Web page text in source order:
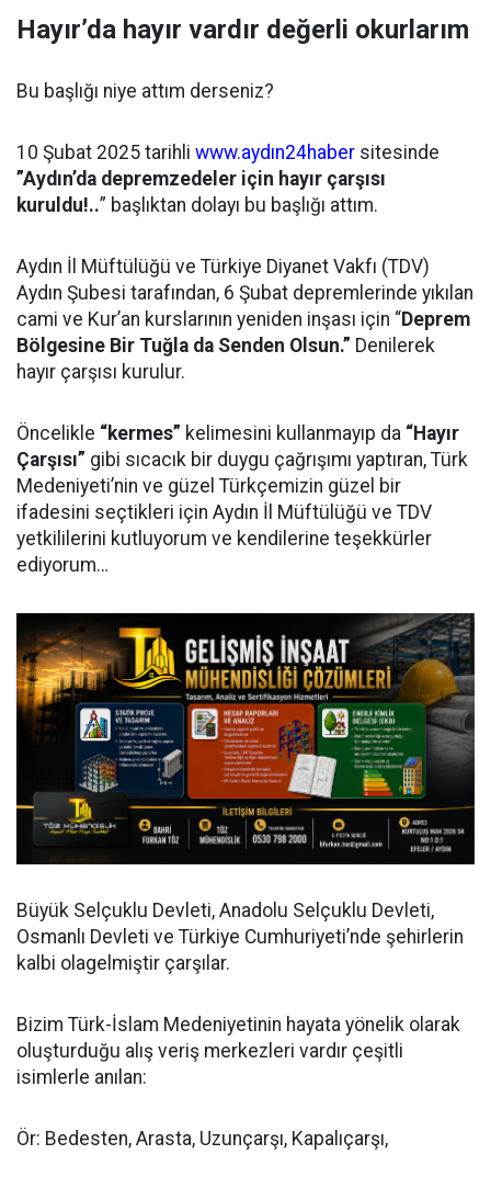
Hayır’da hayır vardır değerli okurlarım
Bu başlığı niye attım derseniz?
10 Şubat 2025 tarihli www.aydın24haber sitesinde
”Aydın’da depremzedeler için hayır çarşısı
kuruldu!..” başlıktan dolayı bu başlığı attım.
Aydın İl Müftülüğü ve Türkiye Diyanet Vakfı (TDV)
Aydın Şubesi tarafından, 6 Şubat depremlerinde yıkılan
cami ve Kur’an kurslarının yeniden inşası için “Deprem
Bölgesine Bir Tuğla da Senden Olsun.” Denilerek
hayır çarşısı kurulur.
Öncelikle “kermes” kelimesini kullanmayıp da “Hayır
Çarşısı” gibi sıcacık bir duygu çağrışımı yaptıran, Türk
Medeniyeti’nin ve güzel Türkçemizin güzel bir
ifadesini seçtikleri için Aydın İl Müftülüğü ve TDV
yetkililerini kutluyorum ve kendilerine teşekkürler
ediyorum…
Büyük Selçuklu Devleti, Anadolu Selçuklu Devleti,
Osmanlı Devleti ve Türkiye Cumhuriyeti’nde şehirlerin
kalbi olagelmiştir çarşılar.
Bizim Türk-İslam Medeniyetinin hayata yönelik olarak
oluşturduğu alış veriş merkezleri vardır çeşitli
isimlerle anılan:
Ör: Bedesten, Arasta, Uzunçarşı, Kapalıçarşı,